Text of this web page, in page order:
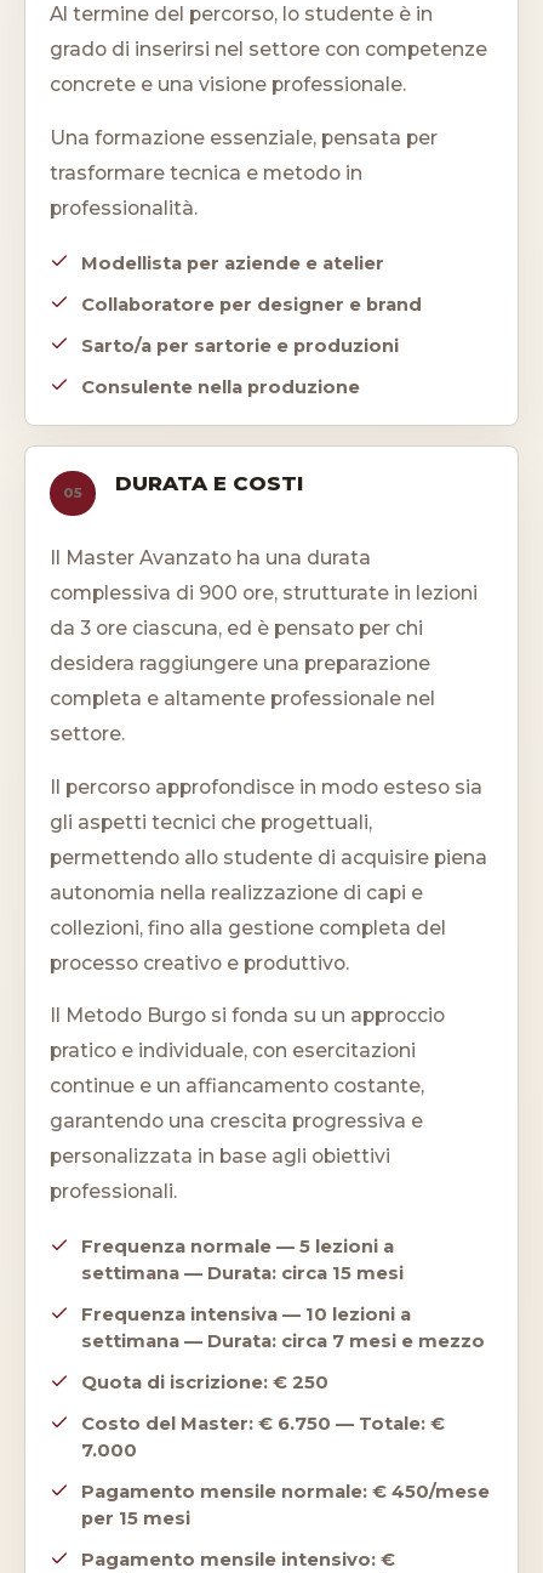
Al termine del percorso, lo studente è in
grado di inserirsi nel settore con competenze
concrete e una visione professionale.
Una formazione essenziale, pensata per
trasformare tecnica e metodo in
professionalità.
Modellista per aziende e atelier
Collaboratore per designer e brand
Sarto/a per sartorie e produzioni
Consulente nella produzione
05 DURATA E COSTI
Il Master Avanzato ha una durata
complessiva di 900 ore, strutturate in lezioni
da 3 ore ciascuna, ed è pensato per chi
desidera raggiungere una preparazione
completa e altamente professionale nel
settore.
Il percorso approfondisce in modo esteso sia
gli aspetti tecnici che progettuali,
permettendo allo studente di acquisire piena
autonomia nella realizzazione di capi e
collezioni, fino alla gestione completa del
processo creativo e produttivo.
Il Metodo Burgo si fonda su un approccio
pratico e individuale, con esercitazioni
continue e un affiancamento costante,
garantendo una crescita progressiva e
personalizzata in base agli obiettivi
professionali.
Frequenza normale — 5 lezioni a
settimana — Durata: circa 15 mesi
Frequenza intensiva — 10 lezioni a
settimana — Durata: circa 7 mesi e mezzo
Quota di iscrizione: € 250
Costo del Master: € 6.750 — Totale: €
7.000
Pagamento mensile normale: € 450/mese
per 15 mesi
Pagamento mensile intensivo: €